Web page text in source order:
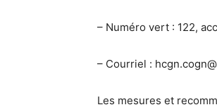
– Numéro vert : 122,
– Courriel :
Les mesures et